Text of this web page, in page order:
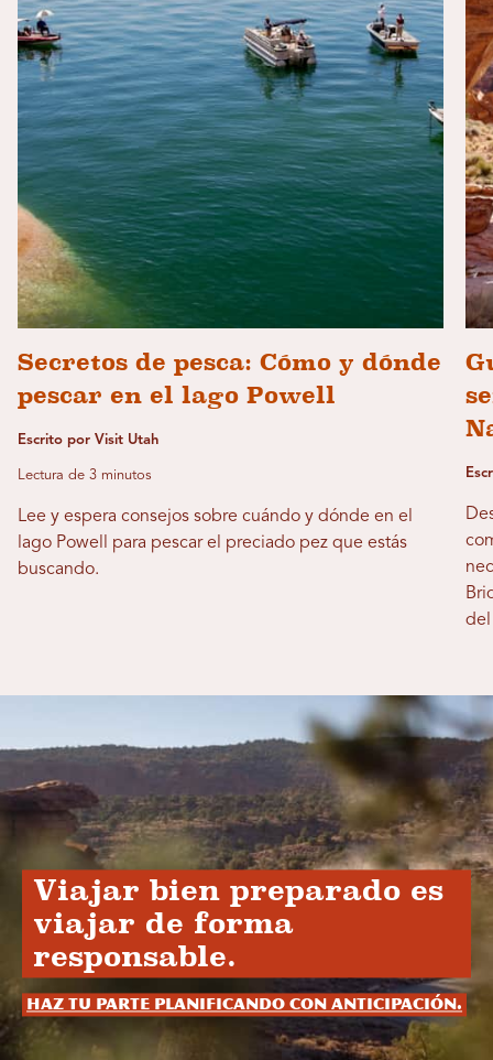
Secretos de pesca: Cómo y dónde
pescar en el lago Powell
Escrito por Visit Utah
Lectura de 3 minutos
Lee y espera consejos sobre cuándo y dónde en el
lago Powell para pescar el preciado pez que estás
buscando.
del
Viajar bien preparado es
viajar de forma
responsable.
Haz tu parte planificando con anticipación.